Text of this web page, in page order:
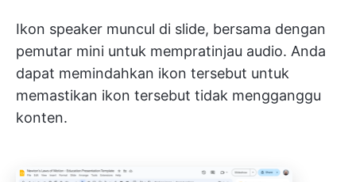
Ikon speaker muncul di slide, bersama dengan
pemutar mini untuk mempratinjau audio. Anda
dapat memindahkan ikon tersebut untuk
memastikan ikon tersebut tidak mengganggu
konten.